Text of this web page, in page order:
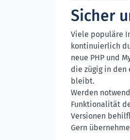
Sicher
Viele populäre
kontinuierlich
neue PHP und
die zügig in
bleibt.
Werden
Funktionalität
Versionen
Gern